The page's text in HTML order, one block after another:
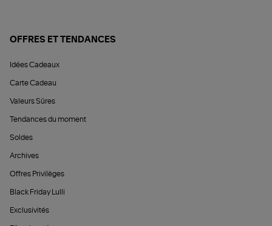
OFFRES ET TENDANCES
Idées Cadeaux
Carte Cadeau
Valeurs Sûres
Tendances du moment
Soldes
Archives
Offres Privilèges
Black Friday Lulli
Exclusivités